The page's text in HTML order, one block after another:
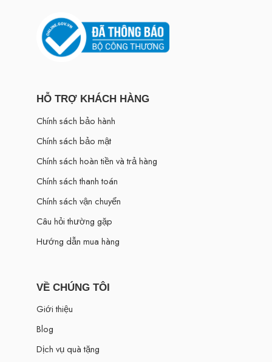
HỖ TRỢ KHÁCH HÀNG
Chính sách bảo hành
Chính sách bảo mật
Chính sách hoàn tiền và trả hàng
Chính sách thanh toán
Chính sách vận chuyển
Câu hỏi thường gặp
Hướng dẫn mua hàng
VỀ CHÚNG TÔI
Giới thiệu
Blog
Dịch vụ quà tặng